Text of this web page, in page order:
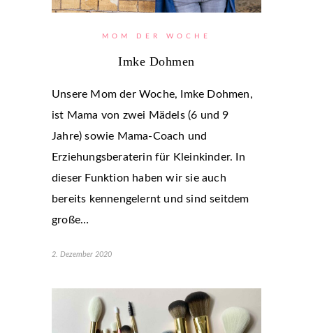
MOM DER WOCHE
Imke Dohmen
Unsere Mom der Woche, Imke Dohmen,
ist Mama von zwei Mädels (6 und 9
Jahre) sowie Mama-Coach und
Erziehungsberaterin für Kleinkinder. In
dieser Funktion haben wir sie auch
bereits kennengelernt und sind seitdem
große…
2. Dezember 2020